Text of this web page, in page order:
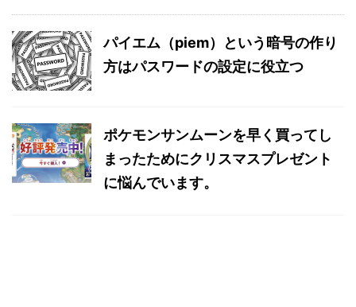
パイエム（piem）という暗号の作り
方はパスワードの設定に役立つ
ポケモンサンムーンを早く買ってし
まったためにクリスマスプレゼント
に悩んでいます。